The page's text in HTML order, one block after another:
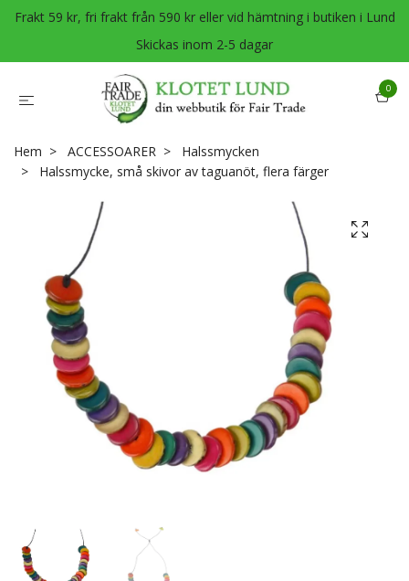
Frakt 59 kr, fri frakt från 590 kr eller vid hämtning i butiken i Lund
Skickas inom 2-5 dagar
0
Hem ACCESSOARER
Halssmycken
Halssmycke, små skivor av taguanöt, flera färger